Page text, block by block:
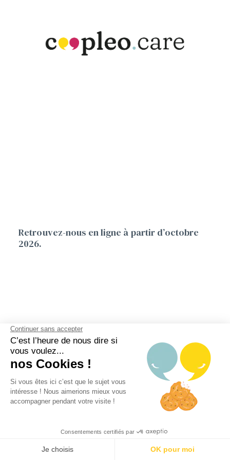
Retrouvez-nous en ligne à partir d’octobre
2026.